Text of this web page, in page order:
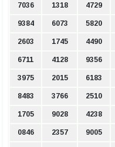
7036 1318 4729
9384 6073 5820
2603 1745 4490
6711 4128 9356
3975 2015 6183
8483 3766 2510
1705 9028 4238
0846 2357 9005